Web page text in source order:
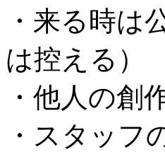
・来る時は
は控える）
・他人の創
・スタッフ